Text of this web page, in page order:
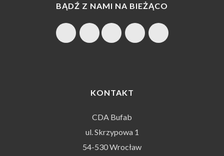
BĄDŹ Z NAMI NA BIEŻĄCO
KONTAKT
CDA Bufab
ul. Skrzypowa 1
54-530 Wrocław